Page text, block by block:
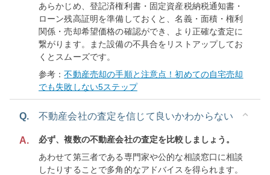
あらかじめ、登記済権利書・固定資産税納税通知書・
ローン残高証明を準備しておくと、名義・面積・権利
関係・売却希望価格の確認ができ、より正確な査定に
繋がります。また設備の不具合をリストアップしてお
くとスムーズです。
参考：不動産売却の手順と注意点！初めての自宅売却
でも失敗しない5ステップ
Q. 不動産会社の査定を信じて良いかわからない
A.
必ず、複数の不動産会社の査定を比較しましょう。
あわせて第三者である専門家や公的な相談窓口に相談
したりすることで多角的なアドバイスを得られます。